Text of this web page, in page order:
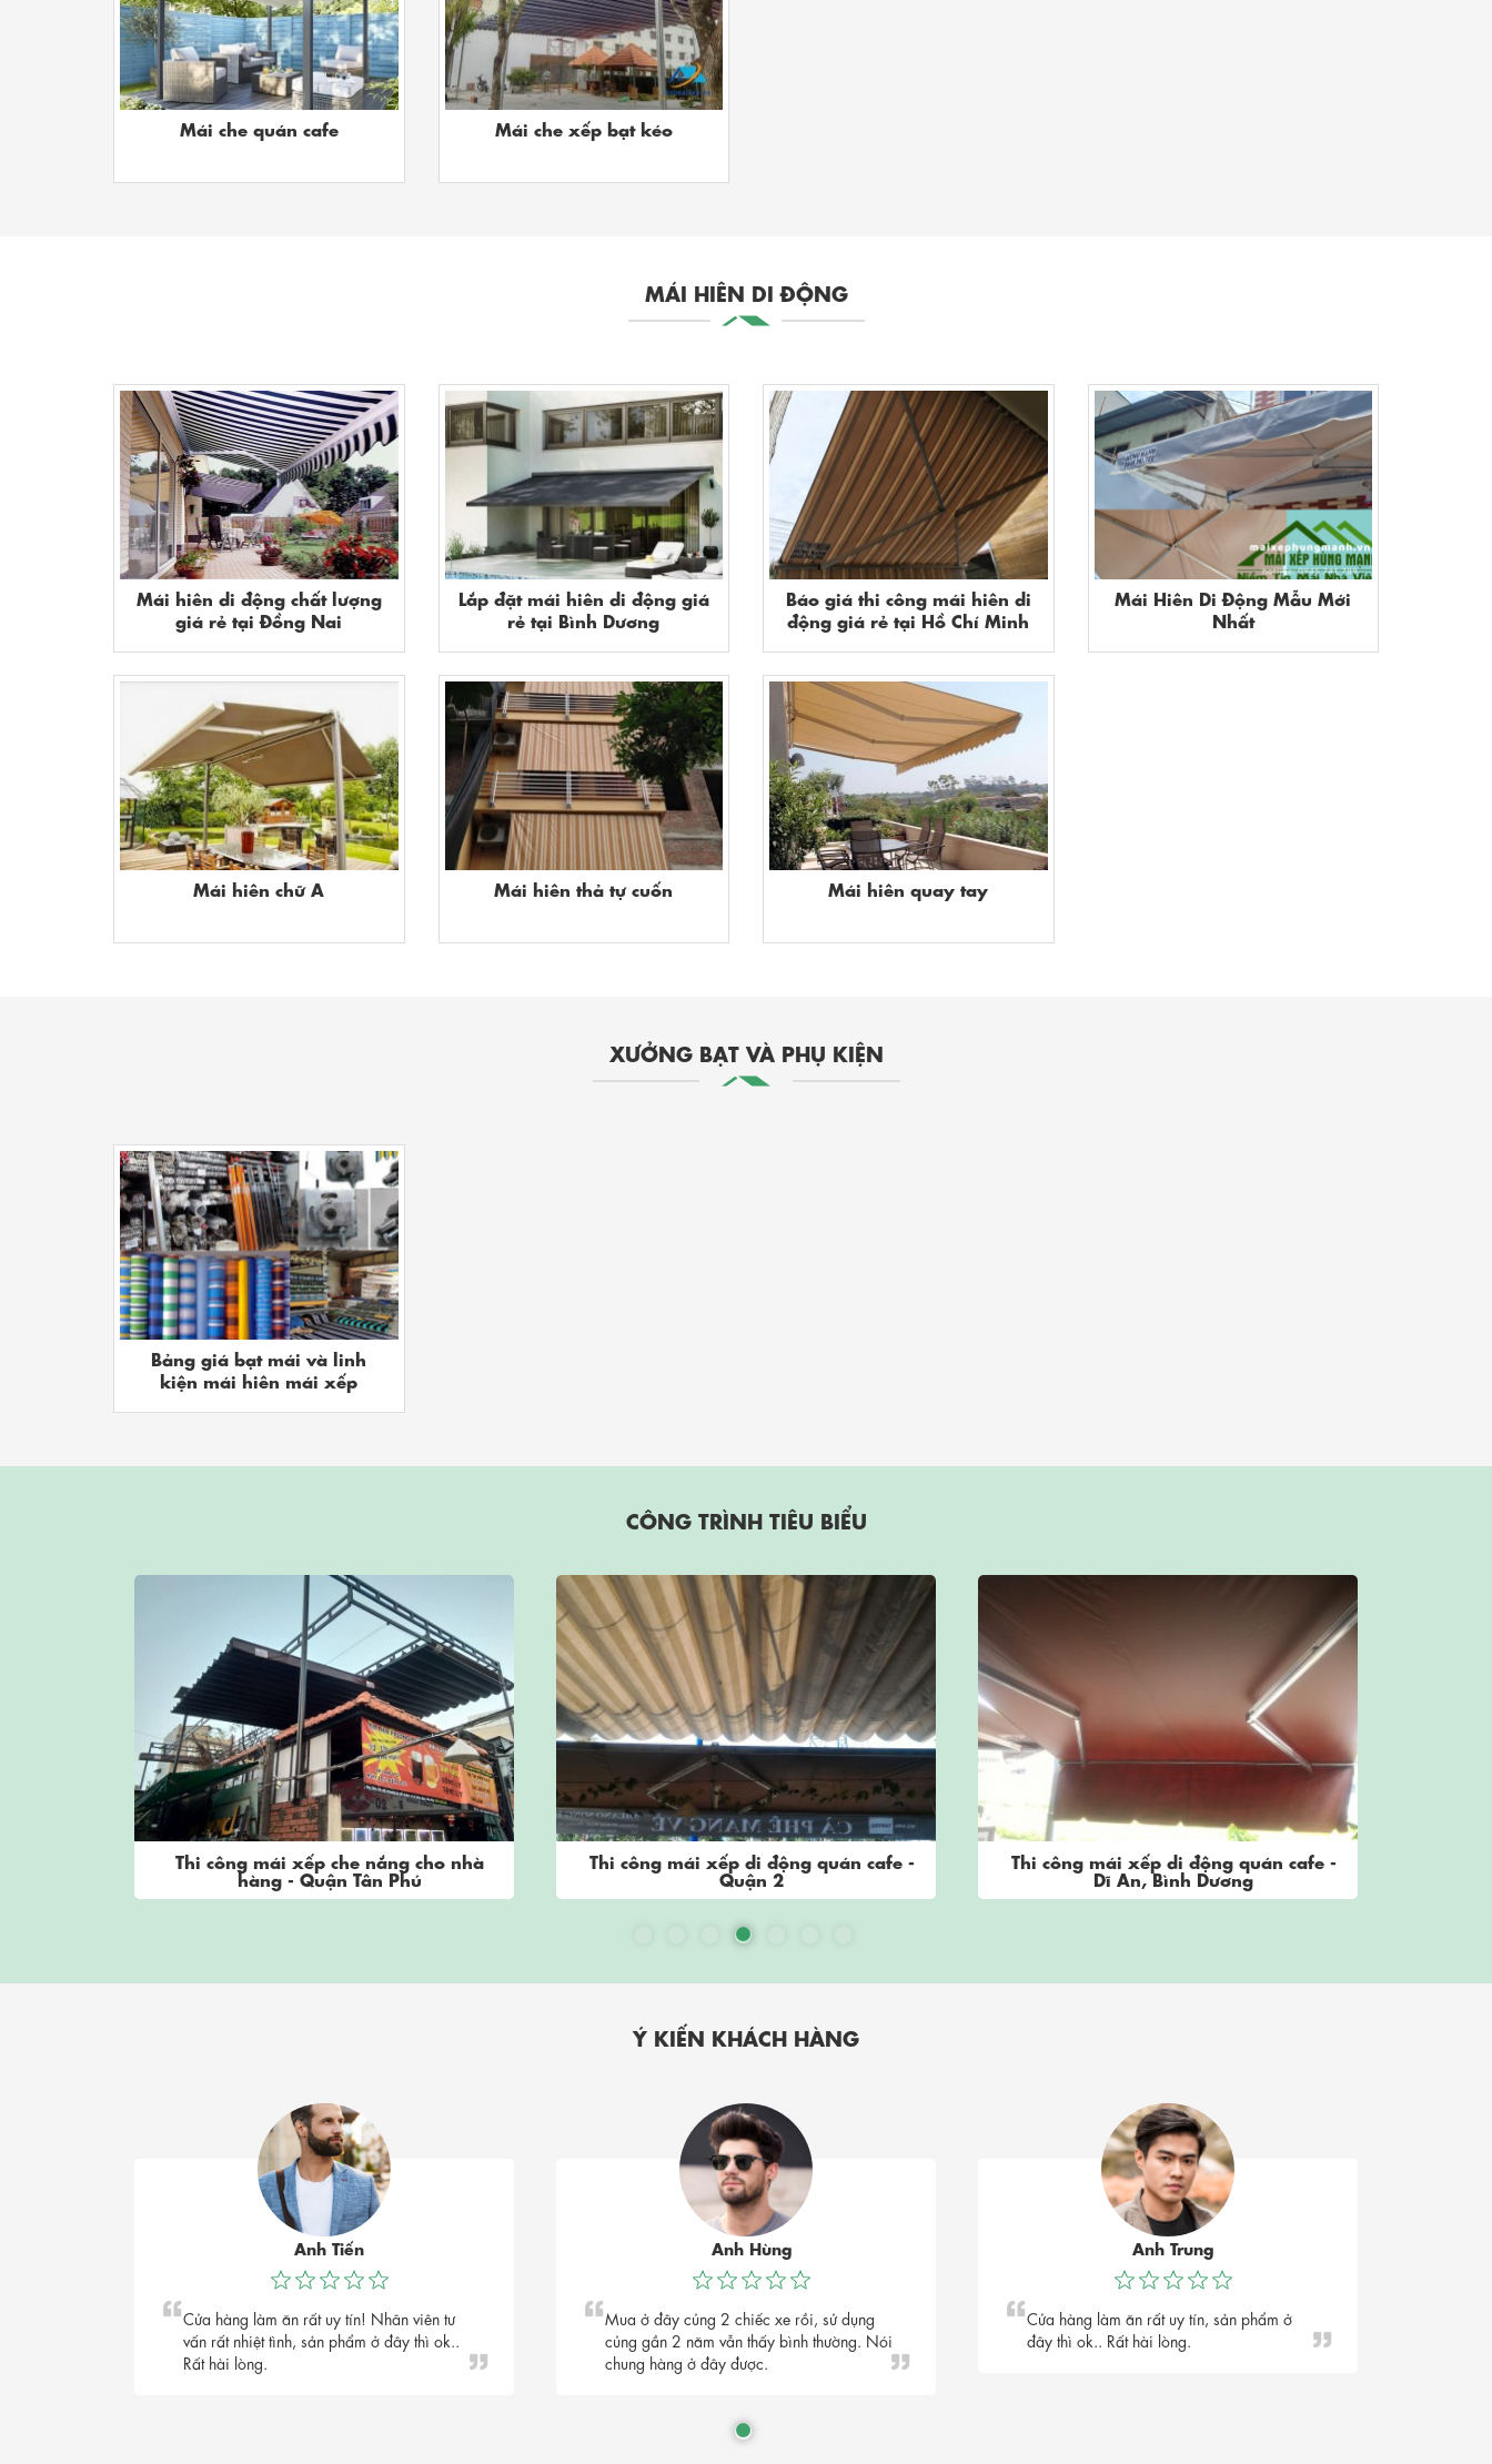
Mái che quán cafe Mái che xếp bạt kéo
MÁI HIÊN DI ĐỘNG
Mái hiên di động chất lượng
giá rẻ tại Đồng Nai
Lắp đặt mái hiên di động giá
rẻ tại Bình Dương
Báo giá thi công mái hiên di
động giá rẻ tại Hồ Chí Minh
Mái Hiên Di Động Mẫu Mới
Nhất
Mái hiên chữ A Mái hiên thả tự cuốn Mái hiên quay tay
XƯỞNG BẠT VÀ PHỤ KIỆN
Bảng giá bạt mái và linh
kiện mái hiên mái xếp
CÔNG TRÌNH TIÊU BIỂU
Thi công mái xếp che nắng cho nhà
hàng - Quận Tân Phú
Thi công mái xếp di động quán cafe -
Quận 2
Thi công mái xếp di động quán cafe -
Dĩ An, Bình Dương
Ý KIẾN KHÁCH HÀNG
Anh Tiến
Cửa hàng làm ăn rất uy tín! Nhân viên tư
vấn rất nhiệt tình, sản phẩm ở đây thì ok..
Rất hài lòng.
Anh Hùng
Mua ở đây củng 2 chiếc xe rồi, sử dụng
củng gần 2 năm vẫn thấy bình thường. Nói
chung hàng ở đây được.
Anh Trung
Cửa hàng làm ăn rất uy tín, sản phẩm ở
đây thì ok.. Rất hài lòng.